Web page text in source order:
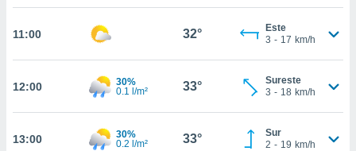
todas
nuestros
análisis
así como
11:00 32°
Este
3 - 17 km/h
12:00
30%
0.1 l/m²
33°
Sureste
3 - 18 km/h
13:00
30%
0.2 l/m²
33°
Sur
2 - 19 km/h